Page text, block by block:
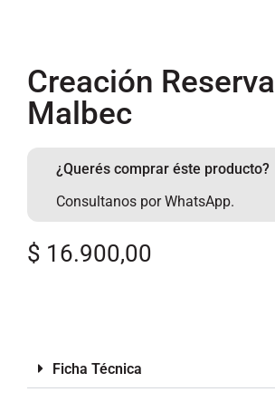
Creación Reserva
Malbec
¿Querés comprar éste producto?
Consultanos por WhatsApp.
$ 16.900,00
Ficha Técnica